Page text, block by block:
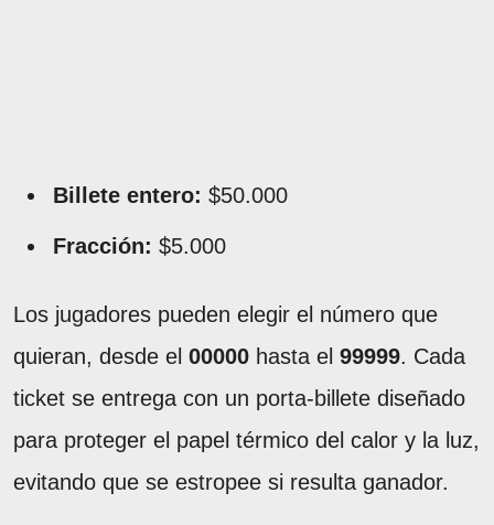
Billete entero: $50.000
Fracción: $5.000
Los jugadores pueden elegir el número que
quieran, desde el 00000 hasta el 99999. Cada
ticket se entrega con un porta-billete diseñado
para proteger el papel térmico del calor y la luz,
evitando que se estropee si resulta ganador.